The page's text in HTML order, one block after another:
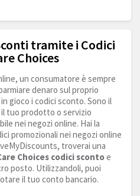
tramite i Codici
Choices
un consumatore è sempre
denaro sul proprio
gioco i codici sconto. Sono il
tuo prodotto o servizio
nei negozi online. Hai la
promozionali nei negozi online
troverai una
Choices codici scontoe
posto. Utilizzandoli, puoi
il tuo conto bancario.